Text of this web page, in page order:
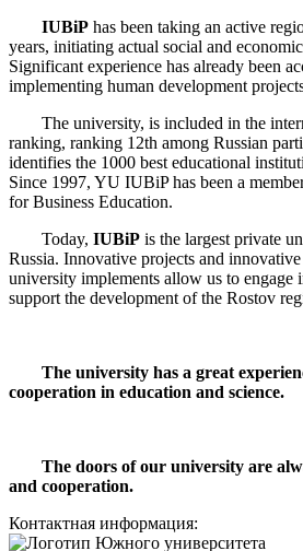
IUBiP has been taking an active
years, initiating actual social and
Significant experience has already been
implementing human development
The university, is included in the
ranking, ranking 12th among Russian
identifies the 1000 best educational
Since 1997, YU IUBiP has been a
for Business Education.
Today, IUBiP is the largest private
Russia. Innovative projects and
university implements allow us to engage
support the development of the Rostov
The university has a great
cooperation in education and science.
The doors of our university are
and cooperation.
Контактная информация: